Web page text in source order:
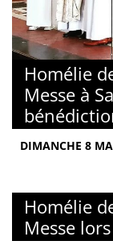
Homélie
Messe à
DIMANCHE 8
Homélie
Messe